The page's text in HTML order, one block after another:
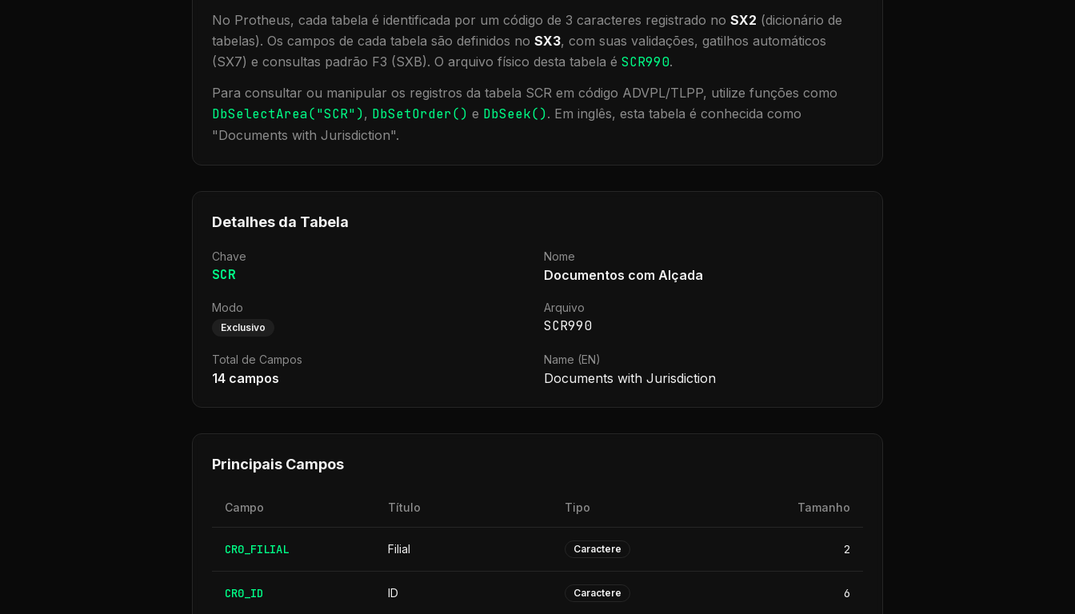
No Protheus, cada tabela é identificada por um código de 3 caracteres registrado no SX2 (dicionário de
tabelas). Os campos de cada tabela são definidos no SX3, com suas validações, gatilhos automáticos
(SX7) e consultas padrão F3 (SXB). O arquivo físico desta tabela é SCR990.
Para consultar ou manipular os registros da tabela SCR em código ADVPL/TLPP, utilize funções como
DbSelectArea("SCR"), DbSetOrder() e DbSeek(). Em inglês, esta tabela é conhecida como
"Documents with Jurisdiction".
Detalhes da Tabela
Chave
SCR
Nome
Documentos com Alçada
Modo
Exclusivo
Arquivo
SCR990
Total de Campos
14 campos
Name (EN)
Documents with Jurisdiction
Principais Campos
Campo Título Tipo Tamanho
CR0_FILIAL Filial Caractere 2
CR0_ID ID Caractere 6